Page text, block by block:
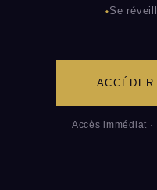
Se
Accès immédiat